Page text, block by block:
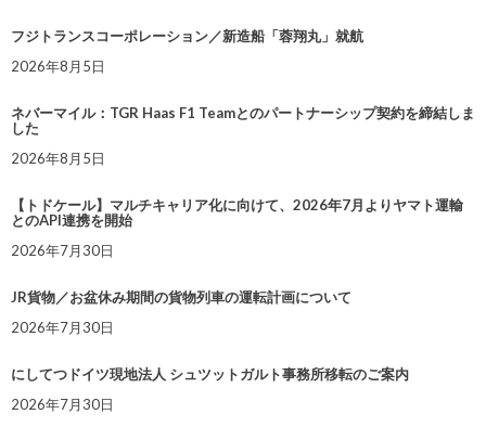
フジトランスコーポレーション／新造船「蓉翔丸」就航
2026年8月5日
ネバーマイル：TGR Haas F1 Teamとのパートナーシップ契約を締結しま
した
2026年8月5日
【トドケール】マルチキャリア化に向けて、2026年7月よりヤマト運輸
とのAPI連携を開始
2026年7月30日
JR貨物／お盆休み期間の貨物列車の運転計画について
2026年7月30日
にしてつドイツ現地法人 シュツットガルト事務所移転のご案内
2026年7月30日